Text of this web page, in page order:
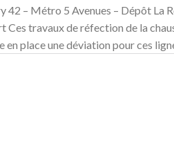
42 – Métro 5 Avenues – Dépôt La
Ces travaux de réfection de la
place une déviation pour ces